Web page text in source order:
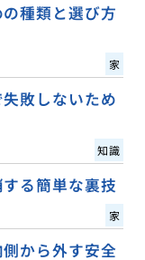
種類と選び方
家
敗しないため
知識
る簡単な裏技
家
から外す安全